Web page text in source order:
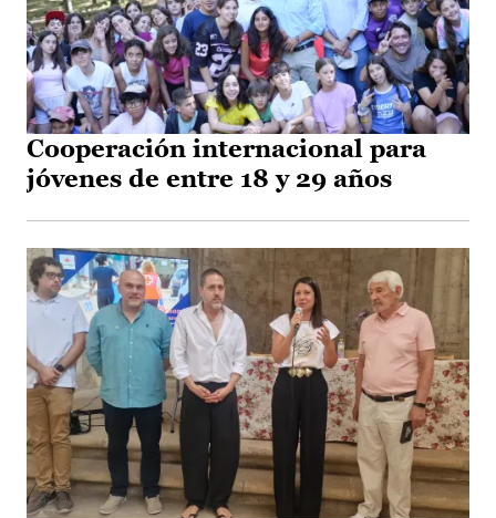
Cooperación internacional para
jóvenes de entre 18 y 29 años